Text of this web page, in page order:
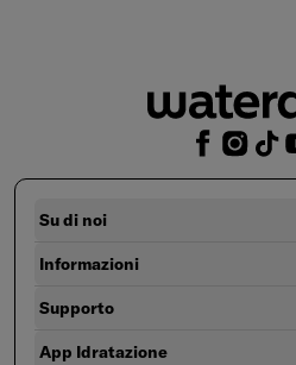
Su di noi
Informazioni
Supporto
App Idratazione